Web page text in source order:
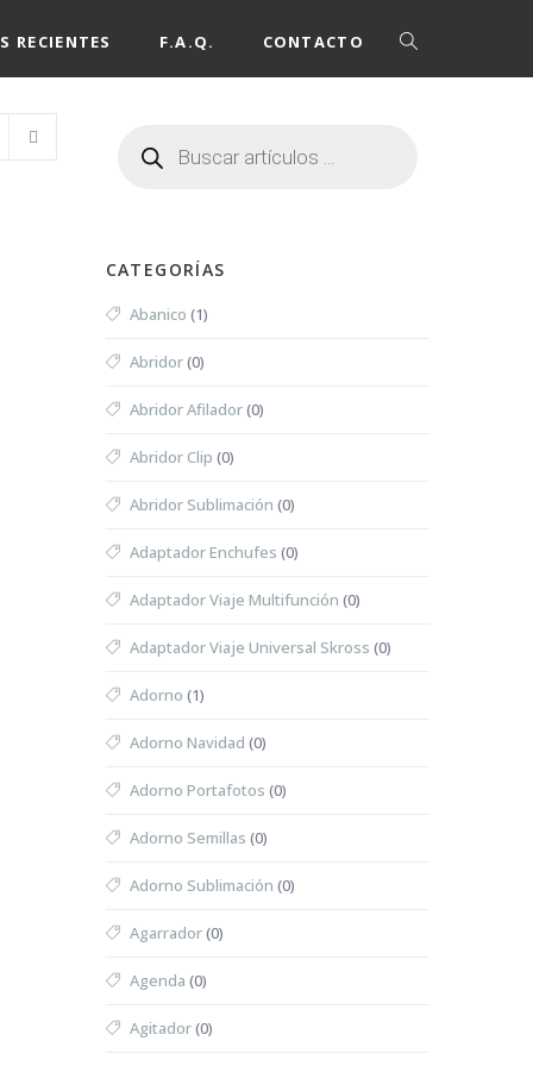
RECIENTES F.A.Q. CONTACTO
CATEGORÍAS
Abanico (1)
Abridor(0)
Abridor Afilador(0)
Abridor Clip (0)
Abridor Sublimación (0)
Adaptador Enchufes (0)
Adaptador Viaje Multifunción (0)
Adaptador Viaje Universal Skross (0)
Adorno (1)
Adorno Navidad (0)
Adorno Portafotos (0)
Adorno Semillas (0)
Adorno Sublimación (0)
Agarrador(0)
Agenda (0)
Agitador(0)